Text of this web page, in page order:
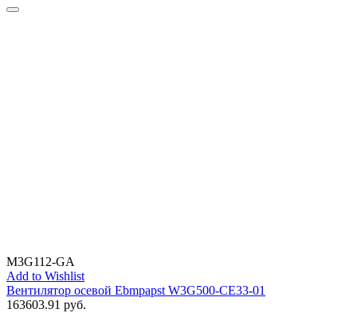
M3G112-GA
Add to Wishlist
Вентилятор осевой Ebmpapst W3G500-CE33-01
163603.91 руб.